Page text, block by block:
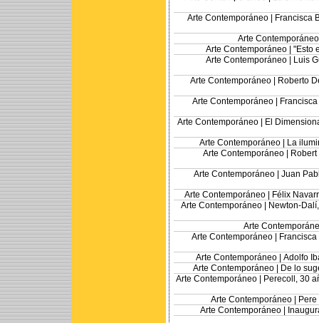
Arte Contemporáneo | Francisca
Arte
Arte Contemporáneo | "Esto
Arte Contemporáneo |
Luis
Arte Contemporáneo | Roberto
Arte Contemporáneo |
Arte Contemporáneo | El
Arte Contemporáneo |
La
Arte Contemporáneo |
Arte Contemporáneo | Juan
Arte Contemporáneo |
Félix
Arte Contemporáneo |
Newton-
Arte
Arte Contemporáneo |
Arte Contemporáneo | Adolfo
Arte Contemporáneo |
De lo
Arte Contemporáneo |
Perecoll, 30
Arte Contemporáneo |
Arte Contemporáneo |